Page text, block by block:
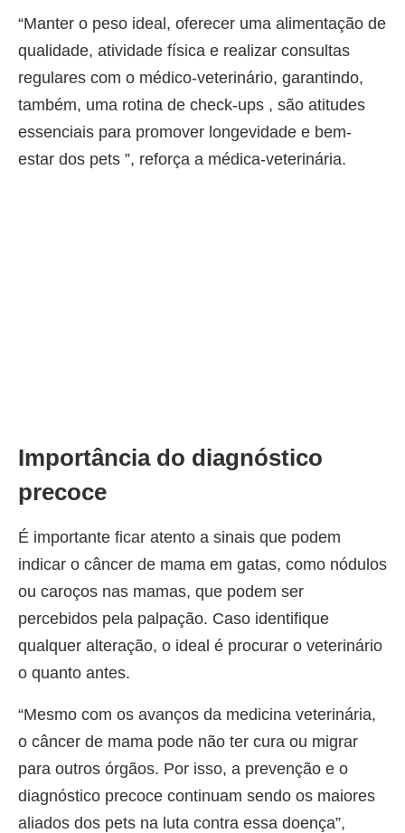
“Manter o peso ideal, oferecer uma alimentação de
qualidade, atividade física e realizar consultas
regulares com o médico-veterinário, garantindo,
também, uma rotina de check-ups , são atitudes
essenciais para promover longevidade e bem-
estar dos pets ”, reforça a médica-veterinária.
Importância do diagnóstico
precoce
É importante ficar atento a sinais que podem
indicar o câncer de mama em gatas, como nódulos
ou caroços nas mamas, que podem ser
percebidos pela palpação. Caso identifique
qualquer alteração, o ideal é procurar o veterinário
o quanto antes.
“Mesmo com os avanços da medicina veterinária,
o câncer de mama pode não ter cura ou migrar
para outros órgãos. Por isso, a prevenção e o
diagnóstico precoce continuam sendo os maiores
aliados dos pets na luta contra essa doença”,